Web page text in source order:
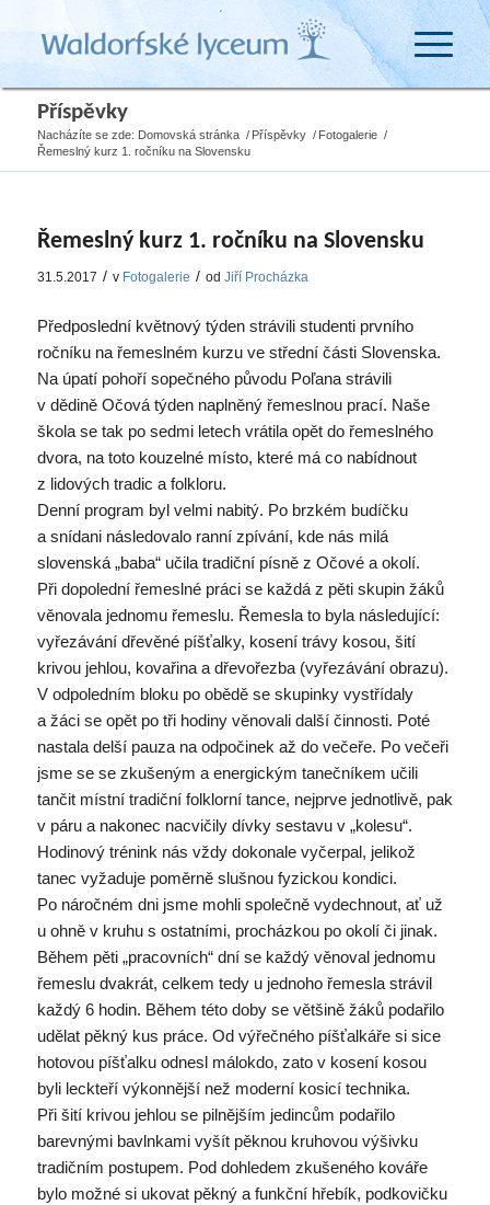
Příspěvky
Nacházíte se zde: Domovská stránka / Příspěvky / Fotogalerie /
Řemeslný kurz 1. ročníku na Slovensku
Řemeslný kurz 1. ročníku na Slovensku
31.5.2017 / v Fotogalerie / od Jiří Procházka
Předposlední květnový týden strávili studenti prvního
ročníku na řemeslném kurzu ve střední části Slovenska.
Na úpatí pohoří sopečného původu Poľana strávili
v dědině Očová týden naplněný řemeslnou prací. Naše
škola se tak po sedmi letech vrátila opět do řemeslného
dvora, na toto kouzelné místo, které má co nabídnout
z lidových tradic a folkloru.
Denní program byl velmi nabitý. Po brzkém budíčku
a snídani následovalo ranní zpívání, kde nás milá
slovenská „baba“ učila tradiční písně z Očové a okolí.
Při dopolední řemeslné práci se každá z pěti skupin žáků
věnovala jednomu řemeslu. Řemesla to byla následující:
vyřezávání dřevěné píšťalky, kosení trávy kosou, šití
krivou jehlou, kovařina a dřevořezba (vyřezávání obrazu).
V odpoledním bloku po obědě se skupinky vystřídaly
a žáci se opět po tři hodiny věnovali další činnosti. Poté
nastala delší pauza na odpočinek až do večeře. Po večeři
jsme se se zkušeným a energickým tanečníkem učili
tančit místní tradiční folklorní tance, nejprve jednotlivě, pak
v páru a nakonec nacvičily dívky sestavu v „kolesu“.
Hodinový trénink nás vždy dokonale vyčerpal, jelikož
tanec vyžaduje poměrně slušnou fyzickou kondici.
Po náročném dni jsme mohli společně vydechnout, ať už
u ohně v kruhu s ostatními, procházkou po okolí či jinak.
Během pěti „pracovních“ dní se každý věnoval jednomu
řemeslu dvakrát, celkem tedy u jednoho řemesla strávil
každý 6 hodin. Během této doby se většině žáků podařilo
udělat pěkný kus práce. Od výřečného píšťalkáře si sice
hotovou píšťalku odnesl málokdo, zato v kosení kosou
byli leckteří výkonnější než moderní kosicí technika.
Při šití krivou jehlou se pilnějším jedincům podařilo
barevnými bavlnkami vyšít pěknou kruhovou výšivku
tradičním postupem. Pod dohledem zkušeného kováře
bylo možné si ukovat pěkný a funkční hřebík, podkovičku